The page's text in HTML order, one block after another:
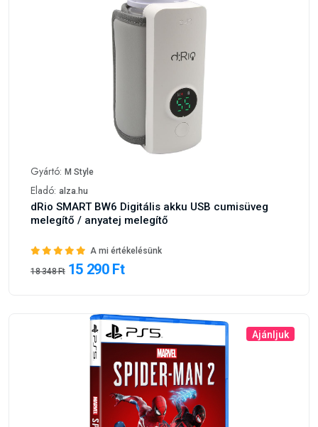
Gyártó: M Style
Eladó: alza.hu
dRio SMART BW6 Digitális akku USB cumisüveg
melegítő / anyatej melegítő
A mi értékelésünk
18 348 Ft 15 290 Ft
Ajánljuk